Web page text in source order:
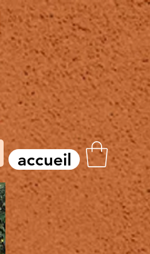
accueil